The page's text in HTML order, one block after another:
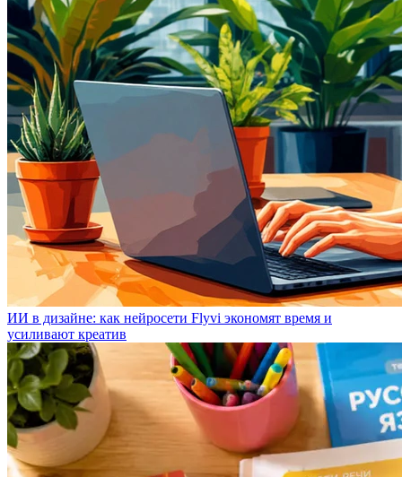
ИИ в дизайне: как нейросети Flyvi экономят время и
усиливают креатив